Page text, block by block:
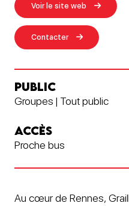
Voir le site web
Contacter
PUBLIC
Groupes | Tout public
ACCÈS
Proche bus
Au cœur de Rennes,